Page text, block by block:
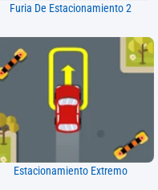
Furia De Estacionamiento 2
Estacionamiento Extremo